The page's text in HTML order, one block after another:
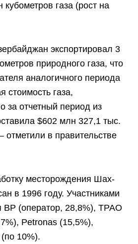
газа (рост на
экспортировал 3
природного газа, что
аналогичного периода
стоимость газа,
за отчетный период из
$602 млн 327,1 тыс.
отметили в правительстве
месторождения Шах-
в 1996 году. Участниками
BP (оператор, 28,8%), TPAO
Petronas (15,5%),
10%).